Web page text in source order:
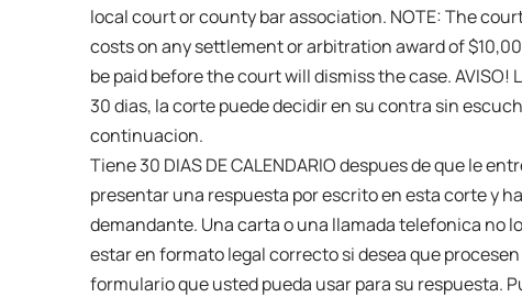
local court or county bar association. NOTE: The
costs on any settlement or arbitration award of
be paid before the court will dismiss the case.
30 dias, la corte puede decidir en su contra sin
continuacion.
Tiene 30 DIAS DE CALENDARIO despues de que le
presentar una respuesta por escrito en esta corte y
demandante. Una carta o una llamada telefonica no
estar en formato legal correcto si desea que
formulario que usted pueda usar para su respuesta.